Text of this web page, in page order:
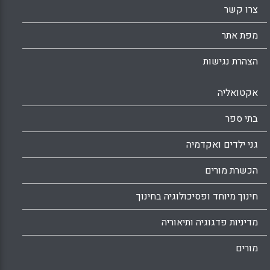
מבודדות (Coppieters, Piet).
WhatsApp
Facebook
Email
X
צרו קשר
מפת אתר
הצהרת נגישות
אקטואליה
בתי ספר
גני ילדים ואקדמיה
הכשרת מורים
חינוך מיוחד ופסיכולוגיה בחינוך
מדיניות פדגוגיה ותיאוריה
מורים